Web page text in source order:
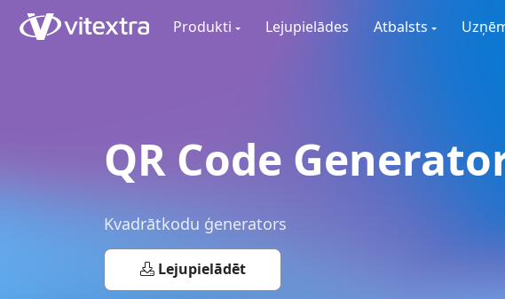
Produkti Lejupielādes Atbalsts
QR Code
Kvadrātkodu ģenerators
Lejupielādēt